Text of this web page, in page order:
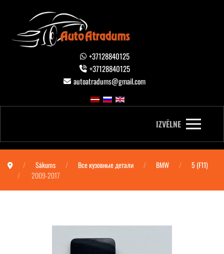
+37128840125
+37128840125
autoatradums@gmail.com
IZVĒLNE
Sākums Все кузовные детали BMW
5 (F11)
2009-2017